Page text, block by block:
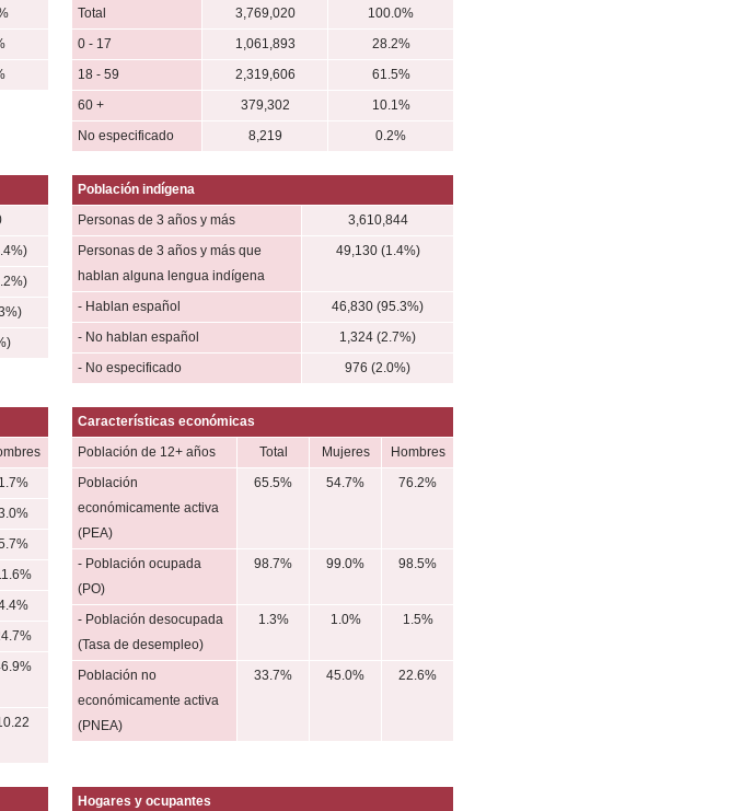
Total
3,769,020
100.0%
0 - 17
1,061,893
28.2%
18 - 59
2,319,606
61.5%
60 +
379,302
10.1%
No especificado
8,219 0.2%
Población indígena
Personas de 3 años y más
3,610,844
Personas de 3 años y más que
hablan alguna lengua indígena
49,130 (1.4%)
- Hablan español
46,830 (95.3%)
- No hablan español
1,324 (2.7%)
- No especificado
976 (2.0%)
1.7%
Características económicas
Población de 12+ años
Total Mujeres
Hombres
Población
económicamente activa
(PEA)
65.5% 54.7% 76.2%
- Población ocupada
(PO)
98.7% 99.0% 98.5%
- Población desocupada
(Tasa de desempleo)
1.3% 1.0% 1.5%
Población no
económicamente activa
(PNEA)
33.7% 45.0% 22.6%
Hogares y ocupantes